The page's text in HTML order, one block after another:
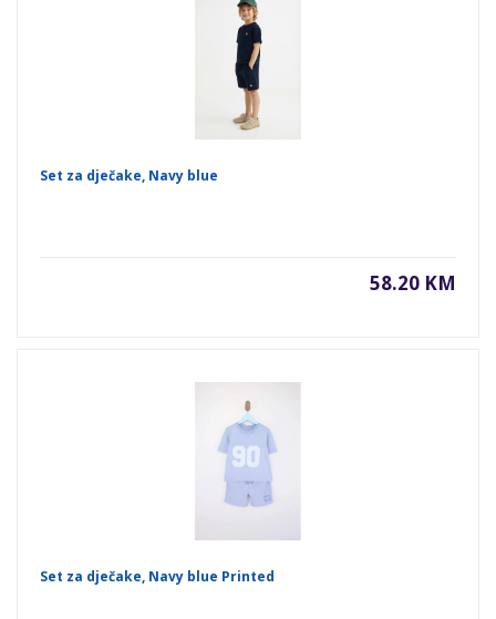
Set za dječake, Navy blue
58.20 KM
Set za dječake, Navy blue Printed